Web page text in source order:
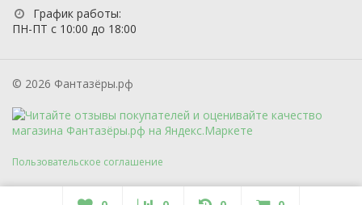
График работы:
ПН-ПТ с 10:00 до 18:00
© 2026 Фантазёры.рф
Пользовательское соглашение